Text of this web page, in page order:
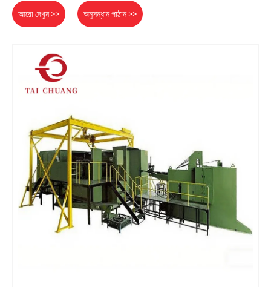
আরো দেখুন >> অনুসন্ধান পাঠান >>